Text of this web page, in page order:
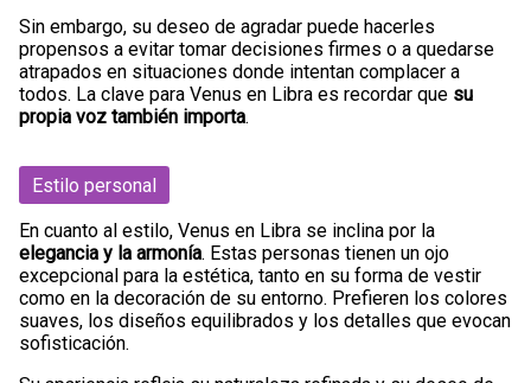
Sin embargo, su deseo de agradar puede hacerles
propensos a evitar tomar decisiones firmes o a quedarse
atrapados en situaciones donde intentan complacer a
todos. La clave para Venus en Libra es recordar que su
propia voz también importa.
Estilo personal
En cuanto al estilo, Venus en Libra se inclina por la
elegancia y la armonía. Estas personas tienen un ojo
excepcional para la estética, tanto en su forma de vestir
como en la decoración de su entorno. Prefieren los colores
suaves, los diseños equilibrados y los detalles que evocan
sofisticación.